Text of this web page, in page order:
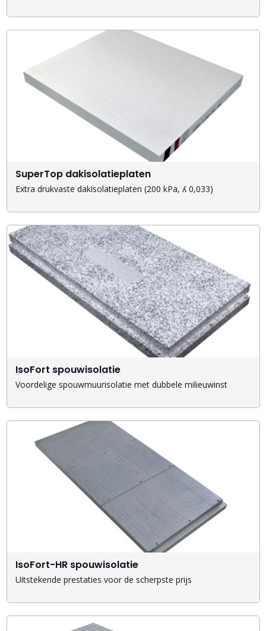
SuperTop dakisolatieplaten
Extra drukvaste dakisolatieplaten (200 kPa, ʎ 0,033)
IsoFort spouwisolatie
Voordelige spouwmuurisolatie met dubbele milieuwinst
IsoFort-HR spouwisolatie
Uitstekende prestaties voor de scherpste prijs